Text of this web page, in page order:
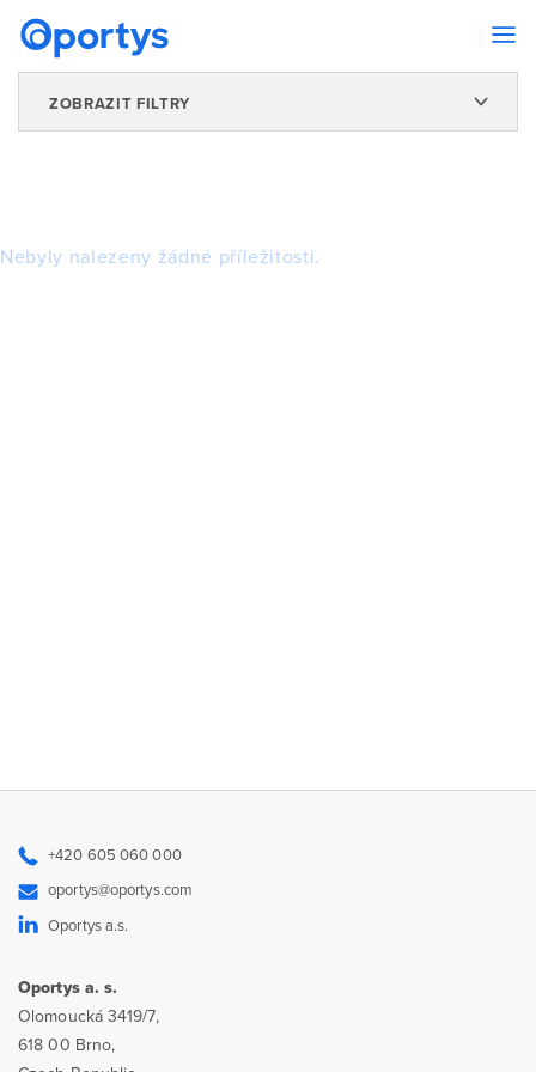
ZOBRAZIT FILTRY
Nebyly nalezeny žádné příležitosti.
+420 605 060 000
oportys@oportys.com
Oportys a.s.
Oportys a. s.
Olomoucká 3419/7,
618 00 Brno,